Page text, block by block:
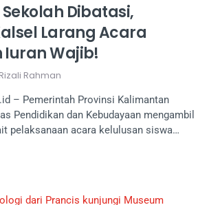
Dibatasi,
Larang Acara
Iuran Wajib!
Rahman
– Pemerintah Provinsi Kalimantan
Pendidikan dan Kebudayaan mengambil
pelaksanaan acara kelulusan siswa…